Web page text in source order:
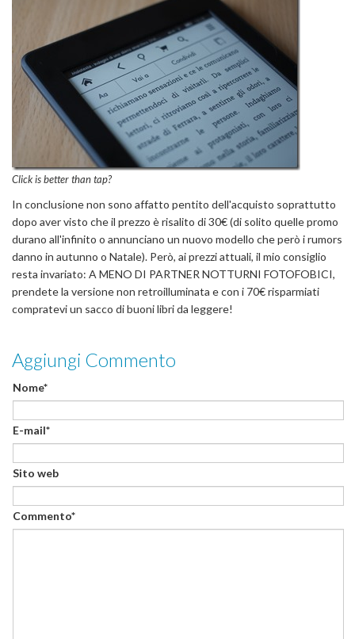
Click is better than tap?
In conclusione non sono affatto pentito dell'acquisto soprattutto
dopo aver visto che il prezzo è risalito di 30€ (di solito quelle promo
durano all'infinito o annunciano un nuovo modello che però i rumors
danno in autunno o Natale). Però, ai prezzi attuali, il mio consiglio
resta invariato: A MENO DI PARTNER NOTTURNI FOTOFOBICI,
prendete la versione non retroilluminata e con i 70€ risparmiati
compratevi un sacco di buoni libri da leggere!
Aggiungi Commento
Nome*
E-mail*
Sito web
Commento*